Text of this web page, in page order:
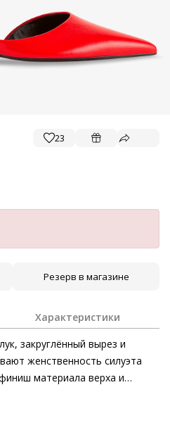
23
Резерв в магазине
Характеристики
закруглённый вырез и
женственность силуэта
материала верха и
об эффектности вашего
или вечером в баре.